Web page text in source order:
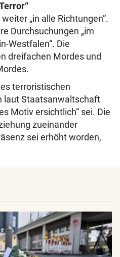
„in alle Richtungen“.
Durchsuchungen „im
Westfalen“. Die
dreifachen Mordes und
terroristischen
laut Staatsanwaltschaft
Motiv ersichtlich“ sei. Die
zueinander
sei erhöht worden,